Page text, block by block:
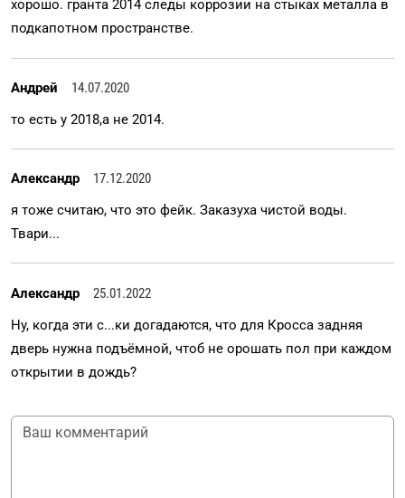
хорошо. гранта 2014 следы коррозии на стыках металла в
подкапотном пространстве.
Андрей
14.07.2020
то есть у 2018,а не 2014.
Александр
17.12.2020
я тоже считаю, что это фейк. Заказуха чистой воды.
Твари...
Александр
25.01.2022
Ну, когда эти с...ки догадаются, что для Кросса задняя
дверь нужна подъёмной, чтоб не орошать пол при каждом
открытии в дождь?